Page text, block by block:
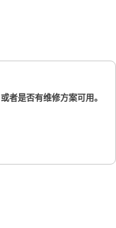
者是否有维修方案可用。